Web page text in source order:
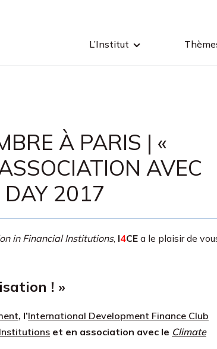
L’Institut
À PARIS | «
AVEC
DAY 2017
in Financial Institutions, I4CE a le plaisir de
! »
, l’International Development Finance Club
et en association avec le Climate